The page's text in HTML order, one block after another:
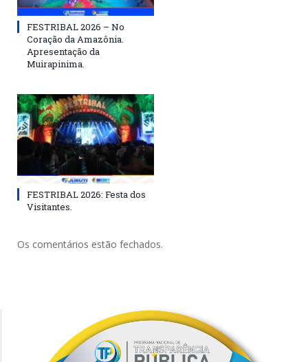
FESTRIBAL 2026 – No
Coração da Amazônia.
Apresentação da
Muirapinima.
FESTRIBAL 2026: Festa dos
Visitantes.
Os comentários estão fechados.